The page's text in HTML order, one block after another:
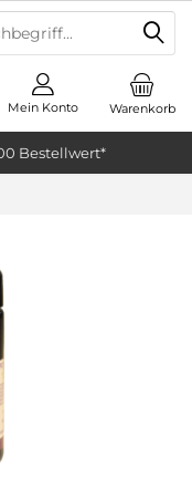
Bestellwert*
Warenkorb
Mein Konto